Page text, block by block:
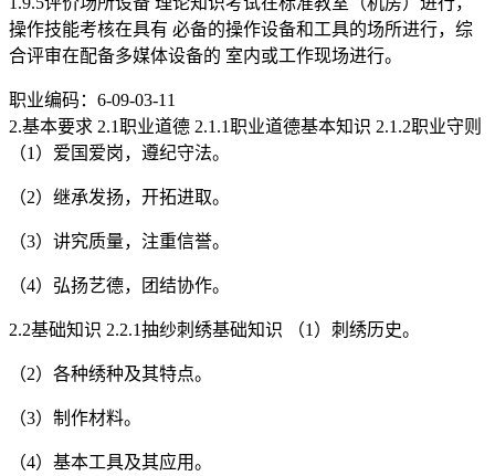
操作技能考核在具有 必备的操作设备和工具的场所进行，综
合评审在配备多媒体设备的 室内或工作现场进行。
职业编码：6-09-03-11
2.基本要求 2.1职业道德 2.1.1职业道德基本知识 2.1.2职业守则
（1）爱国爱岗，遵纪守法。
（2）继承发扬，开拓进取。
（3）讲究质量，注重信誉。
（4）弘扬艺德，团结协作。
2.2基础知识 2.2.1抽纱刺绣基础知识 （1）刺绣历史。
（2）各种绣种及其特点。
（3）制作材料。
（4）基本工具及其应用。